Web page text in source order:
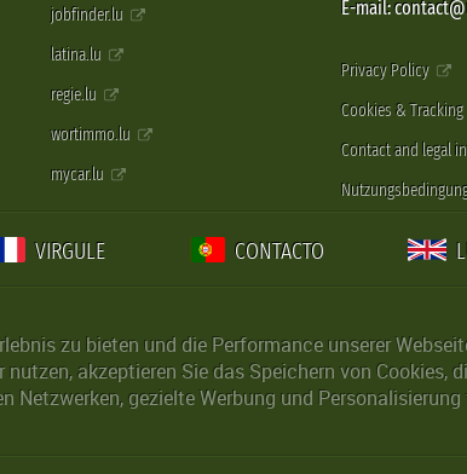
jobfinder.lu
latina.lu
regie.lu
wortimmo.lu
mycar.lu
E-mail:
Privacy Policy
Cookies & Tracking
Contact and legal
VIRGULE CONTACTO
zu bieten und die Performance unserer
nutzen, akzeptieren Sie das Speichern von
Netzwerken, gezielte Werbung und